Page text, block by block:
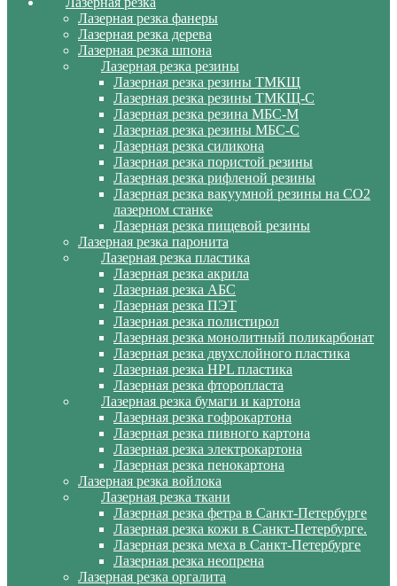
Лазерная резка фанеры
Лазерная резка дерева
Лазерная резка шпона
Лазерная резка резины
Лазерная резка резины ТМКЩ
Лазерная резка резины ТМКЩ-С
Лазерная резка резина МБС-М
Лазерная резка резины МБС-С
Лазерная резка силикона
Лазерная резка пористой резины
Лазерная резка рифленой резины
Лазерная резка вакуумной резины на CO2
лазерном станке
Лазерная резка пищевой резины
Лазерная резка паронита
Лазерная резка пластика
Лазерная резка акрила
Лазерная резка АБС
Лазерная резка ПЭТ
Лазерная резка полистирол
Лазерная резка монолитный поликарбонат
Лазерная резка двухслойного пластика
Лазерная резка HPL пластика
Лазерная резка фторопласта
Лазерная резка бумаги и картона
Лазерная резка гофрокартона
Лазерная резка пивного картона
Лазерная резка электрокартона
Лазерная резка пенокартона
Лазерная резка войлока
Лазерная резка ткани
Лазерная резка фетра в Санкт-Петербурге
Лазерная резка кожи в Санкт-Петербурге.
Лазерная резка меха в Санкт-Петербурге
Лазерная резка неопрена
Лазерная резка оргалита